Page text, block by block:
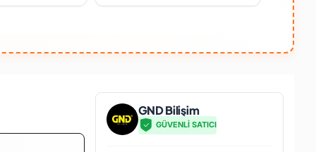
GND Bilişim
GÜVENLİ SATICI